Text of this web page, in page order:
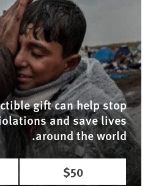
gift can help stop
and save lives
around the world.
$50